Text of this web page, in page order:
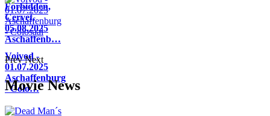
Forbidden,
Cervet,
05.08.2025
Aschaffenb…
Voivod -
01.07.2025
Aschaffenburg
- Colo…
Prev Next
Movie News